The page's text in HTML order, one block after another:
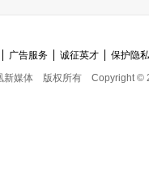
广告服务 诚征英才
保护隐
新媒体
版权所有 Copyright ©